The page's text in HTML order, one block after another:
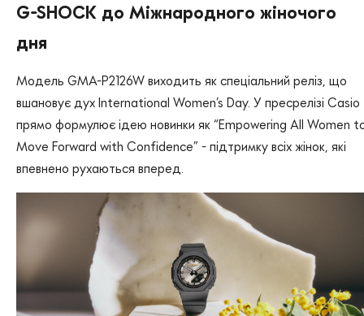
G-SHOCK до Міжнародного жіночого
дня
Модель GMA-P2126W виходить як спеціальний реліз, що
вшановує дух International Women’s Day. У пресрелізі Casio
прямо формулює ідею новинки як “Empowering All Women
Move Forward with Confidence” - підтримку всіх жінок, які
впевнено рухаються вперед.